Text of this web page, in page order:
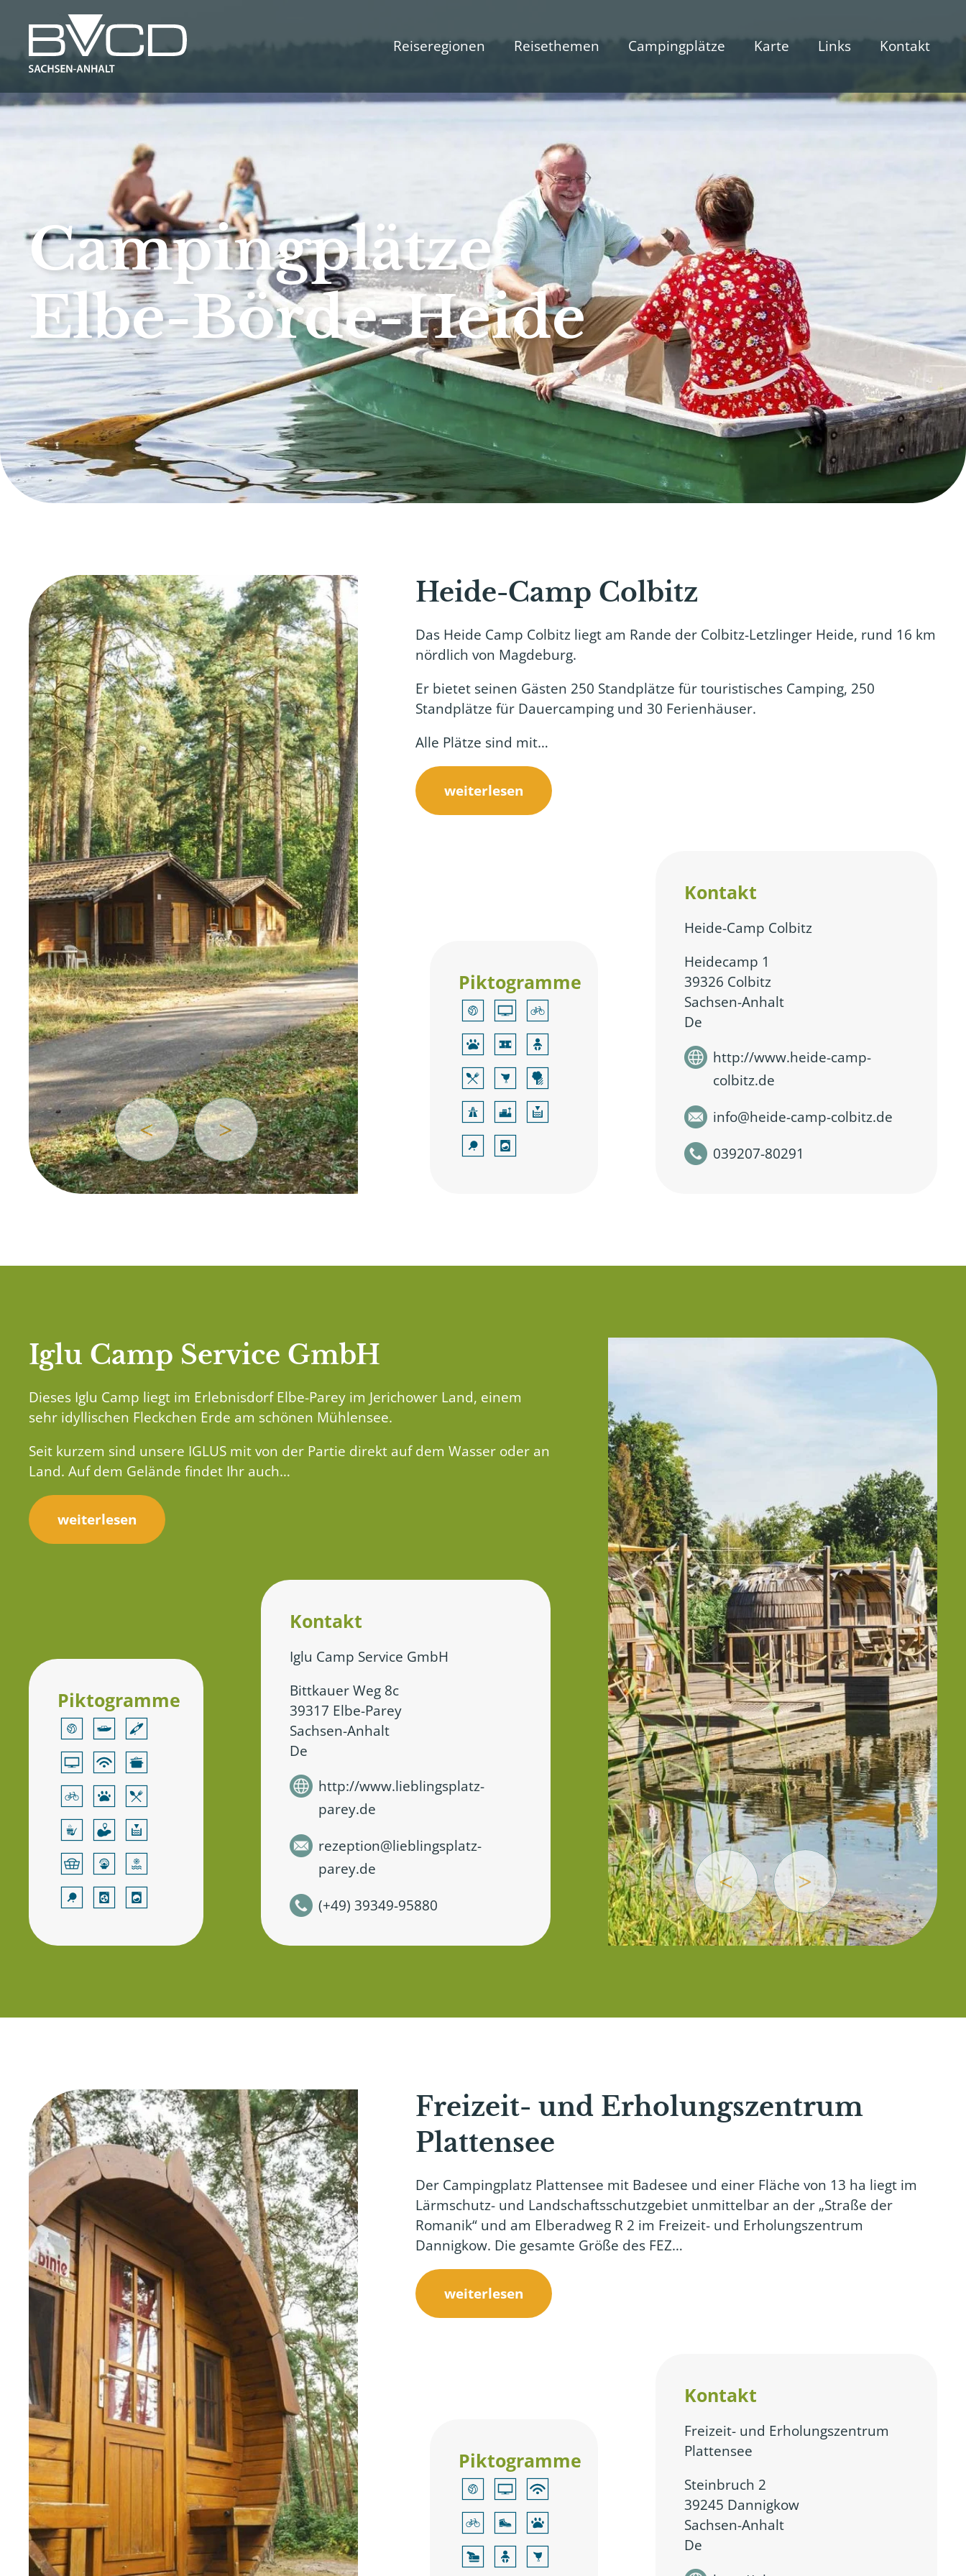
Reiseregionen Reisethemen Campingplätze Karte Links Kontakt
Campingplätze
Elbe-Börde-Heide
Heide-Camp Colbitz
Das Heide Camp Colbitz liegt am Rande der Colbitz-Letzlinger Heide, rund 16 km
nördlich von Magdeburg.
Er bietet seinen Gästen 250 Standplätze für touristisches Camping, 250
Standplätze für Dauercamping und 30 Ferienhäuser.
Alle Plätze sind mit…
weiterlesen
Piktogramme
Kontakt
Heide-Camp Colbitz
Heidecamp 1
39326 Colbitz
Sachsen-Anhalt
De
http://www.heide-camp-
colbitz.de
info@heide-camp-colbitz.de
039207-80291
Iglu Camp Service GmbH
Dieses Iglu Camp liegt im Erlebnisdorf Elbe-Parey im Jerichower Land, einem
sehr idyllischen Fleckchen Erde am schönen Mühlensee.
Seit kurzem sind unsere IGLUS mit von der Partie direkt auf dem Wasser oder an
Land. Auf dem Gelände findet Ihr auch…
weiterlesen
Piktogramme
Kontakt
Iglu Camp Service GmbH
Bittkauer Weg 8c
39317 Elbe-Parey
Sachsen-Anhalt
De
http://www.lieblingsplatz-
parey.de
rezeption@lieblingsplatz-
parey.de
(+49) 39349-95880
Freizeit- und Erholungszentrum
Plattensee
Der Campingplatz Plattensee mit Badesee und einer Fläche von 13 ha liegt im
Lärmschutz- und Landschaftsschutzgebiet unmittelbar an der „Straße der
Romanik“ und am Elberadweg R 2 im Freizeit- und Erholungszentrum
Dannigkow. Die gesamte Größe des FEZ…
weiterlesen
Piktogramme
Kontakt
Freizeit- und Erholungszentrum
Plattensee
Steinbruch 2
39245 Dannigkow
Sachsen-Anhalt
De